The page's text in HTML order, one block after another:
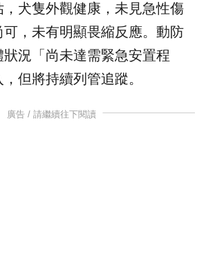
犬隻外觀健康，未見急性傷
，未有明顯畏縮反應。動防
狀況「尚未達需緊急安置程
但將持續列管追蹤。
廣告 / 請繼續往下閱讀